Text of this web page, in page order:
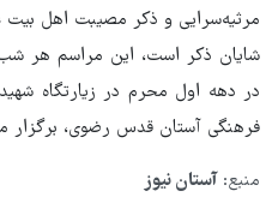
مرثیه‌سرایی و ذکر مصیبت اهل
شایان ذکر است، این مراسم هر شب
در دهه اول محرم در زیارتگاه
فرهنگی آستان قدس رضوی، برگزار
منبع: آستان نیوز